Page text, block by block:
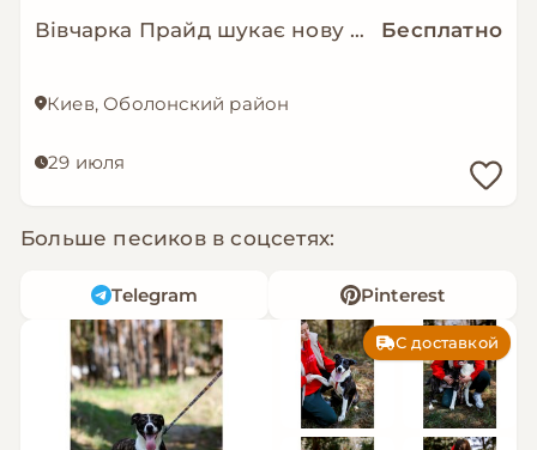
Вівчарка Прайд шукає нову сім’ю! Бесплатно
Киев, Оболонский район
29 июля
Больше песиков в соцсетях:
Telegram Pinterest
С доставкой